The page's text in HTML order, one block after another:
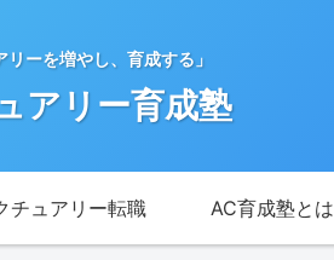
リーを増やし、育成する」
アリー育成塾
チュアリー転職 AC育成塾とは